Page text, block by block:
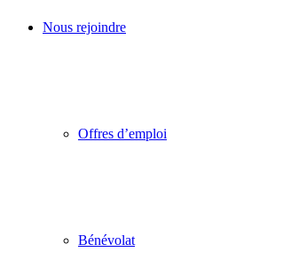
Nous rejoindre
Offres d’emploi
Bénévolat